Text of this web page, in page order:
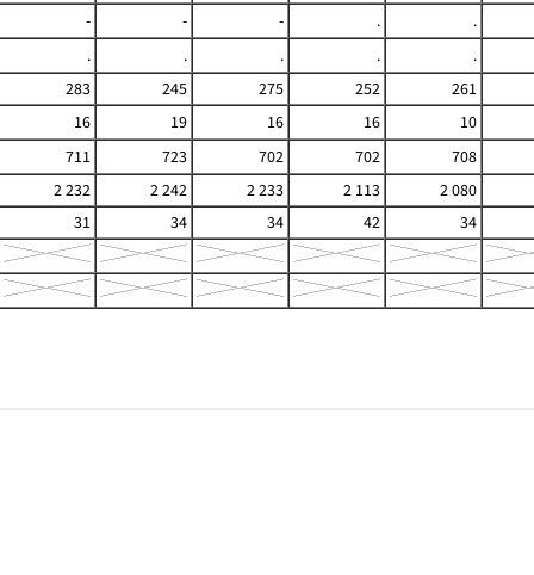
- - - .
.
. . . .
.
283 245 275 252
261
16 19 16 16
10
711 723 702 702
708
2 232 2 242 2 233 2 113
2 080
31 34 34 42
34